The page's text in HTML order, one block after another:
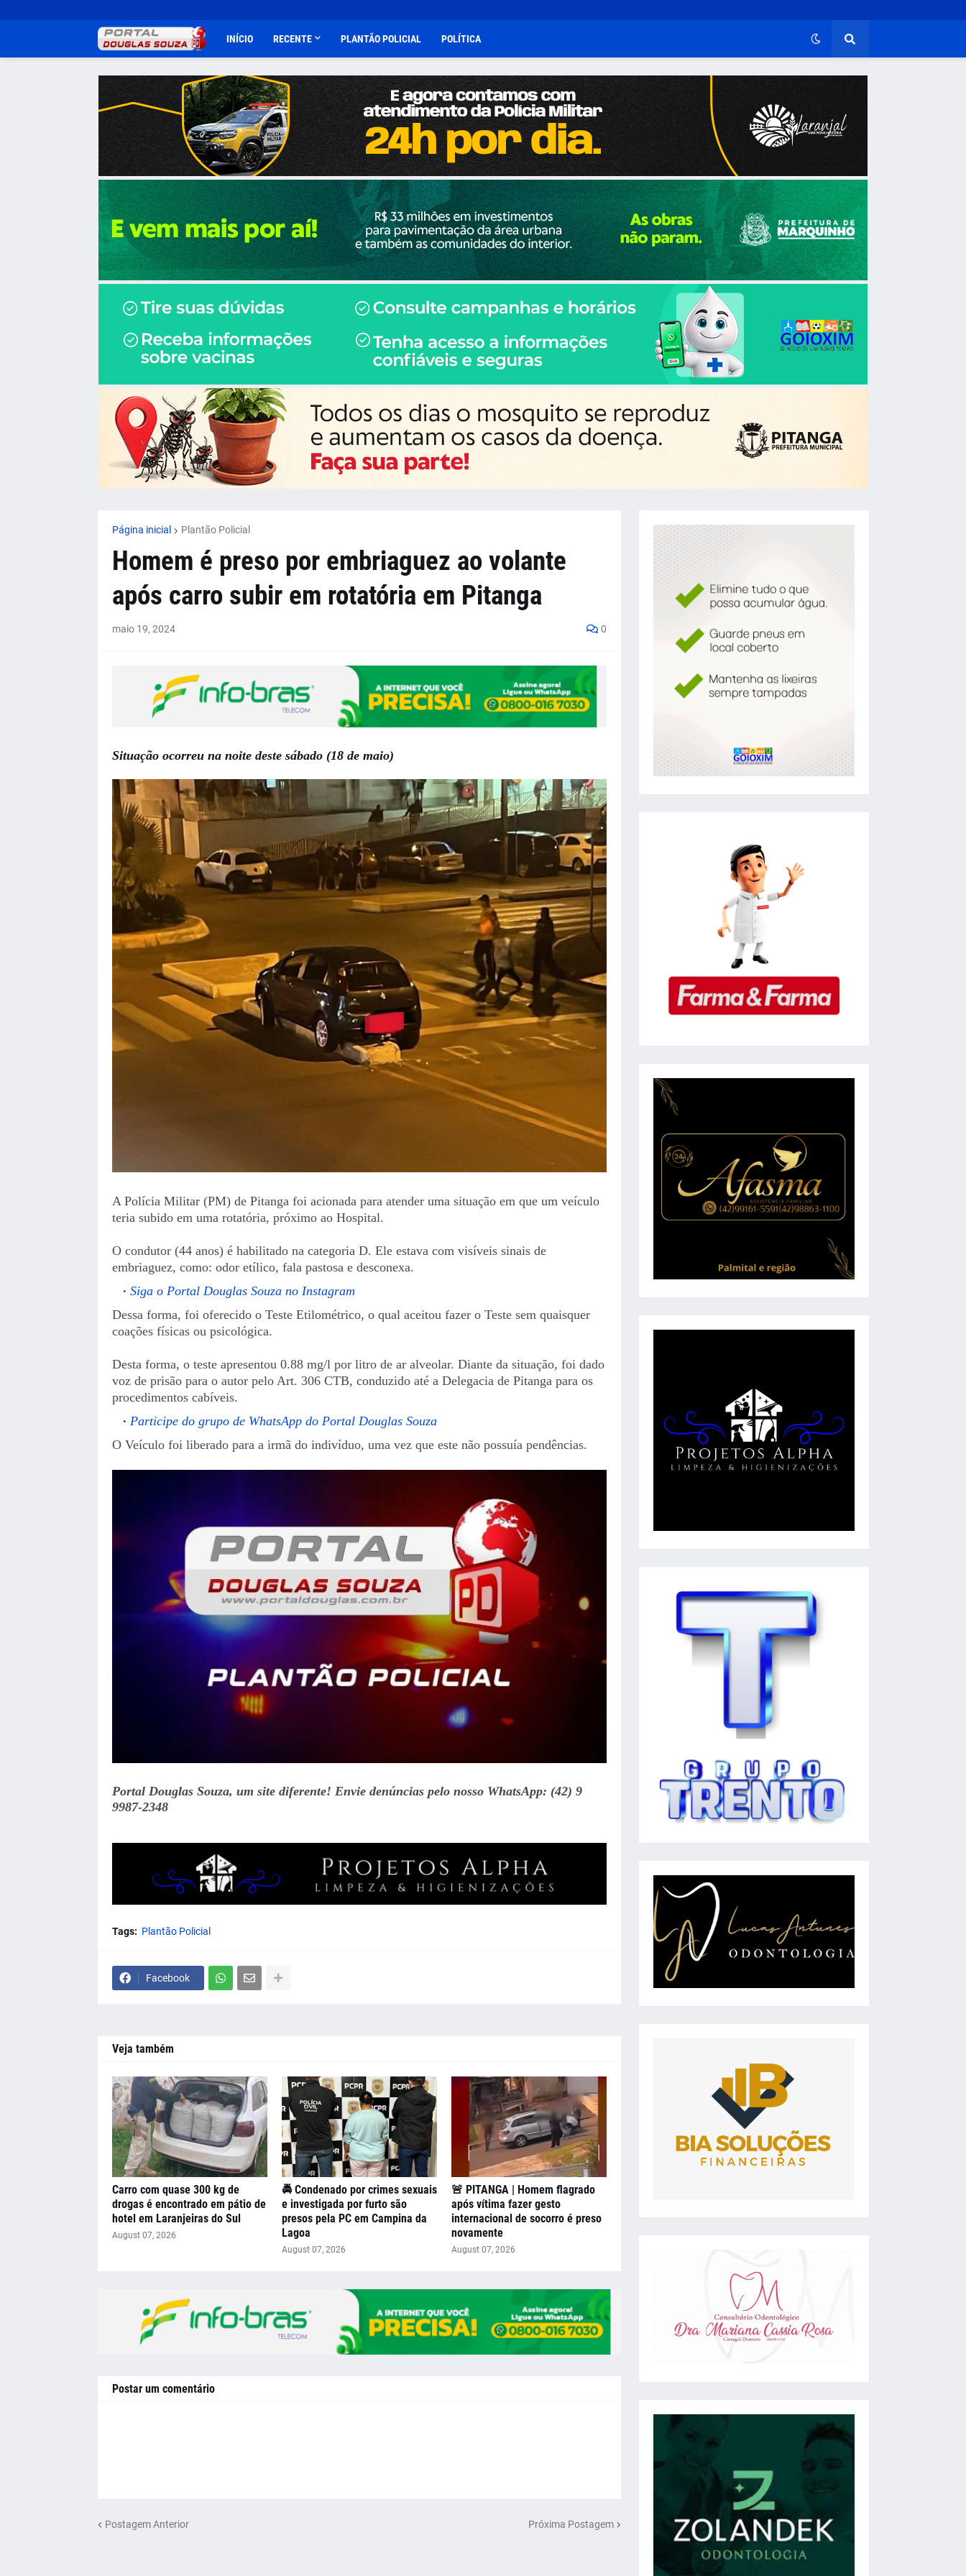
INÍCIO RECENTE PLANTÃO POLICIAL POLÍTICA
Página inicial Plantão Policial
Homem é preso por embriaguez ao volante
após carro subir em rotatória em Pitanga
maio 19, 2024 0
Situação ocorreu na noite deste sábado (18 de maio)
A Polícia Militar (PM) de Pitanga foi acionada para atender uma situação em que um veículo
teria subido em uma rotatória, próximo ao Hospital.
O condutor (44 anos) é habilitado na categoria D. Ele estava com visíveis sinais de
embriaguez, como: odor etílico, fala pastosa e desconexa.
Siga o Portal Douglas Souza no Instagram
Dessa forma, foi oferecido o Teste Etilométrico, o qual aceitou fazer o Teste sem quaisquer
coações físicas ou psicológica.
Desta forma, o teste apresentou 0.88 mg/l por litro de ar alveolar. Diante da situação, foi dado
voz de prisão para o autor pelo Art. 306 CTB, conduzido até a Delegacia de Pitanga para os
procedimentos cabíveis.
Participe do grupo de WhatsApp do Portal Douglas Souza
O Veículo foi liberado para a irmã do indivíduo, uma vez que este não possuía pendências.
Portal Douglas Souza, um site diferente! Envie denúncias pelo nosso WhatsApp: (42) 9
9987-2348
Tags: Plantão Policial
Facebook
Veja também
Carro com quase 300 kg de
drogas é encontrado em pátio de
hotel em Laranjeiras do Sul
August 07, 2026
🚔 Condenado por crimes sexuais
e investigada por furto são
presos pela PC em Campina da
Lagoa
August 07, 2026
🚨 PITANGA | Homem flagrado
após vítima fazer gesto
internacional de socorro é preso
novamente
August 07, 2026
Postar um comentário
Postagem Anterior Próxima Postagem